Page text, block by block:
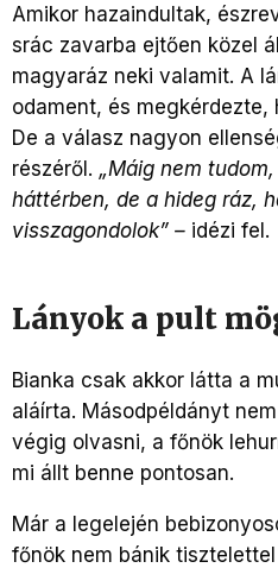
Amikor hazaindultak,
srác zavarba ejtően közel
magyaráz neki valamit. A
odament, és
De a válasz nagyon
részéről. „Máig nem
háttérben, de a hideg ráz,
visszagondolok” – idézi fel.
Lányok a pult
Bianka csak akkor látta a
aláírta. Másodpéldányt
végig olvasni, a főnök
mi állt benne pontosan.
Már a legelején
főnök nem bánik